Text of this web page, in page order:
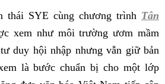
thái SYE cùng chương trình Tân
xem như môi trường ươm mầm
duy hội nhập nhưng vẫn giữ bản
là bước chuẩn bị cho một lớp